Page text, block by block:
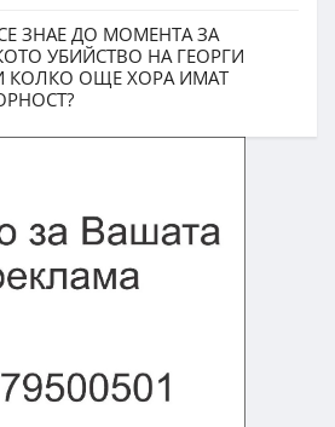
ЗНАЕ ДО МОМЕНТА ЗА
УБИЙСТВО НА ГЕОРГИ
КОЛКО ОЩЕ ХОРА ИМАТ